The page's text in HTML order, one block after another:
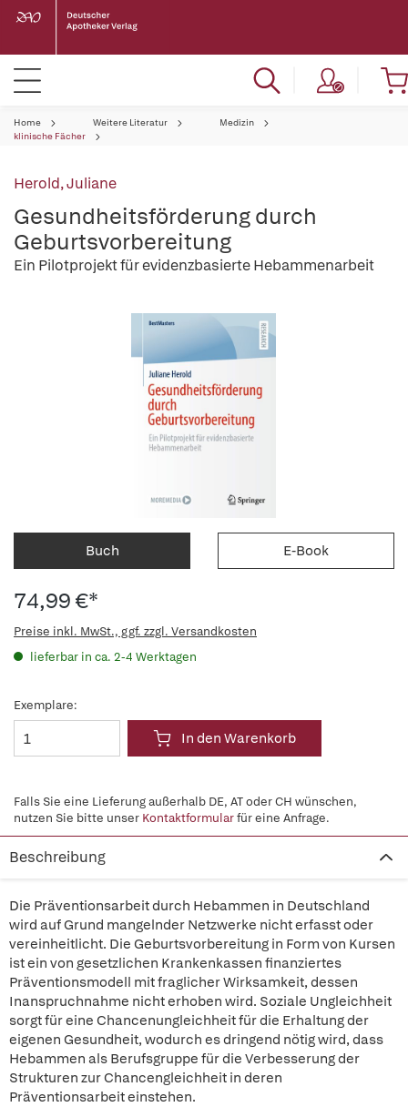
Home Weitere Literatur
Medizin
klinische Fächer
Herold, Juliane
Gesundheitsförderung durch
Geburtsvorbereitung
Ein Pilotprojekt für evidenzbasierte Hebammenarbeit
Buch E-Book
74,99 €*
Preise inkl. MwSt., ggf. zzgl. Versandkosten
lieferbar in ca. 2-4 Werktagen
Exemplare:
In den Warenkorb
Falls Sie eine Lieferung außerhalb DE, AT oder CH wünschen,
nutzen Sie bitte unser Kontaktformularfür eine Anfrage.
Beschreibung
Die Präventionsarbeit durch Hebammen in Deutschland
wird auf Grund mangelnder Netzwerke nicht erfasst oder
vereinheitlicht. Die Geburtsvorbereitung in Form von Kursen
ist ein von gesetzlichen Krankenkassen finanziertes
Präventionsmodell mit fraglicher Wirksamkeit, dessen
Inanspruchnahme nicht erhoben wird. Soziale Ungleichheit
sorgt für eine Chancenungleichheit für die Erhaltung der
eigenen Gesundheit, wodurch es dringend nötig wird, dass
Hebammen als Berufsgruppe für die Verbesserung der
Strukturen zur Chancengleichheit in deren
Präventionsarbeit einstehen.